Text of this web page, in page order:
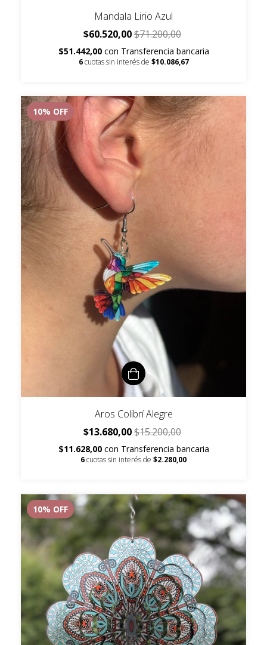
Mandala Lirio Azul
$60.520,00$71.200,00
$51.442,00 con Transferencia bancaria
6 cuotas sin interés de $10.086,67
10% OFF
Aros Colibrí Alegre
$13.680,00$15.200,00
$11.628,00 con Transferencia bancaria
6cuotas sin interés de $2.280,00
10% OFF